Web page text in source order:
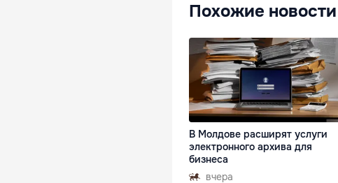
Похожие новости
В Молдове расширят услуги
электронного архива для
бизнеса
вчера